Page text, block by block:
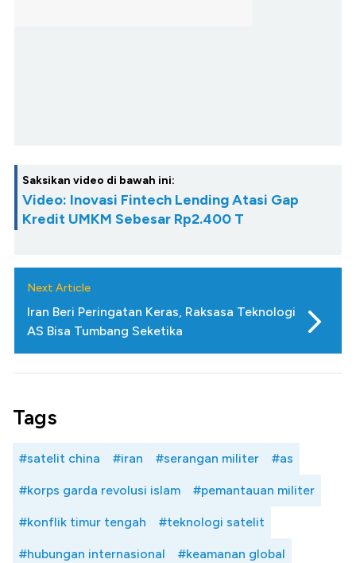
Saksikan video di bawah ini:
Video: Inovasi Fintech Lending Atasi Gap
Kredit UMKM Sebesar Rp2.400 T
Next Article
Iran Beri Peringatan Keras, Raksasa Teknologi
AS Bisa Tumbang Seketika
Tags
#satelit china #iran #serangan militer #as
#korps garda revolusi islam #pemantauan militer
#konflik timur tengah #teknologi satelit
#hubungan internasional #keamanan global